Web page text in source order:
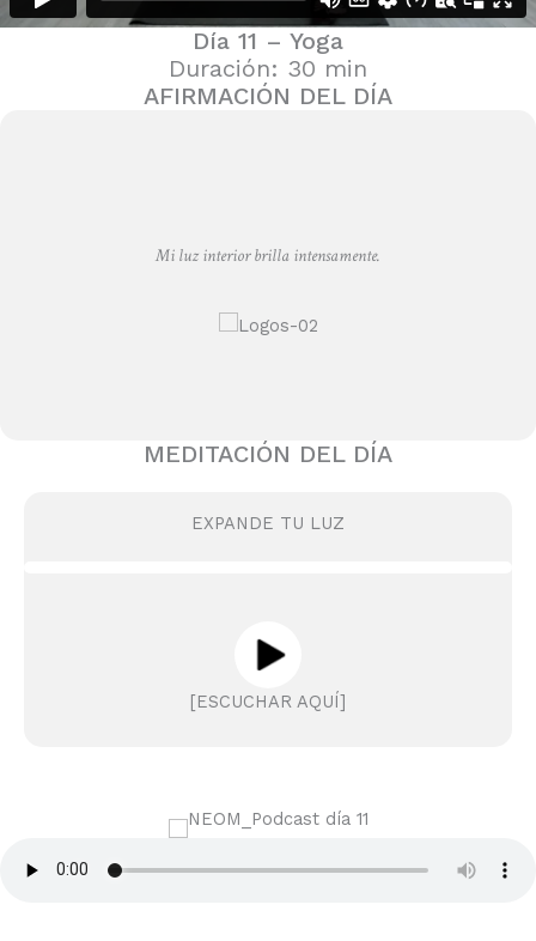
Día 11 – Yoga
Duración: 30 min
AFIRMACIÓN DEL DÍA
Mi luz interior brilla intensamente.
MEDITACIÓN DEL DÍA
EXPANDE TU LUZ
[ESCUCHAR AQUÍ]